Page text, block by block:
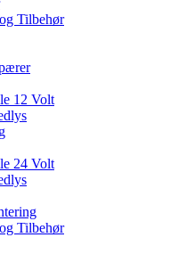
Tilbehør
12 Volt
24 Volt
Tilbehør